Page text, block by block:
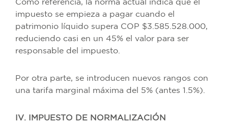
Como referencia, la norma actual indica que el
impuesto se empieza a pagar cuando el
patrimonio líquido supera COP $3.585.528.000,
reduciendo casi en un 45% el valor para ser
responsable del impuesto.
Por otra parte, se introducen nuevos rangos con
una tarifa marginal máxima del 5% (antes 1.5%).
IV. IMPUESTO DE NORMALIZACIÓN